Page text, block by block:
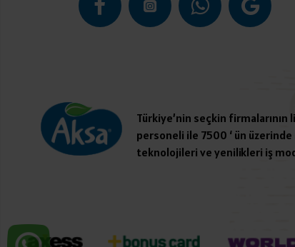
Türkiye’nin seçkin firmalarının
personeli ile 7500 ‘ ün
teknolojileri ve yenilikleri iş